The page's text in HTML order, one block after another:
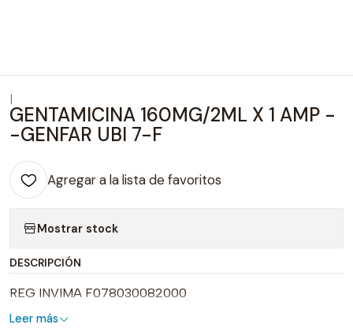
GENTAMICINA 160MG/2ML X 1 AMP -
-GENFAR UBI 7-F
Agregar a la lista de favoritos
Mostrar stock
DESCRIPCIÓN
REG INVIMA F078030082000
Leer más